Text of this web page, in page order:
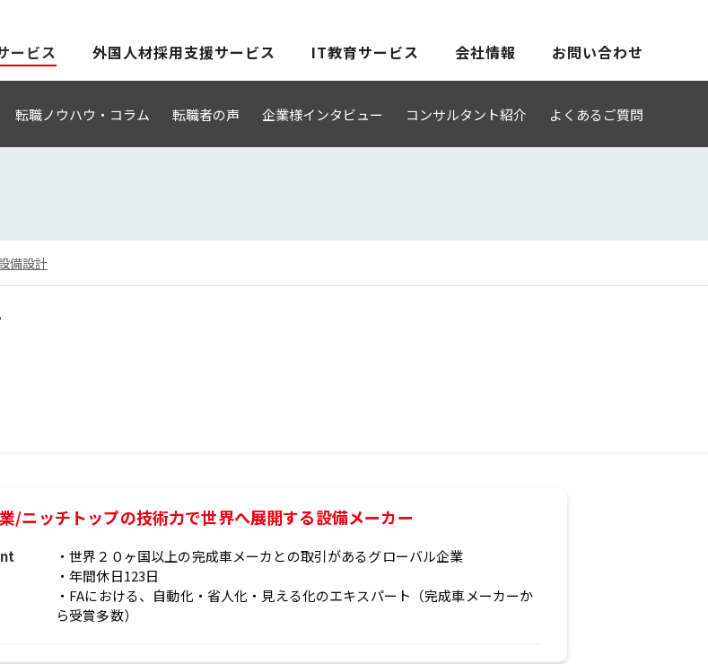
ービス 外国人材採用支援サービス IT教育サービス 会社情報 お問い合わせ
転職ノウハウ・コラム 転職者の声 企業様インタビュー コンサルタント紹介 よくあるご質問
備設計
/ニッチトップの技術力で世界へ展開する設備メーカー
・世界２０ヶ国以上の完成車メーカとの取引があるグローバル企業
・年間休日123日
・FAにおける、自動化・省人化・見える化のエキスパート（完成車メーカーか
ら受賞多数）